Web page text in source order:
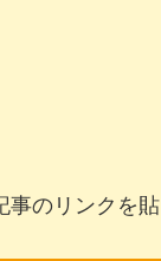
のリンクを